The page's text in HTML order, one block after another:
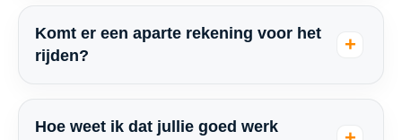
Komt er een aparte rekening voor het
rijden?
Hoe weet ik dat jullie goed werk